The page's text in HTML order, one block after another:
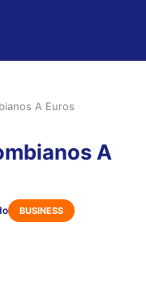
A Euros
A
BUSINESS